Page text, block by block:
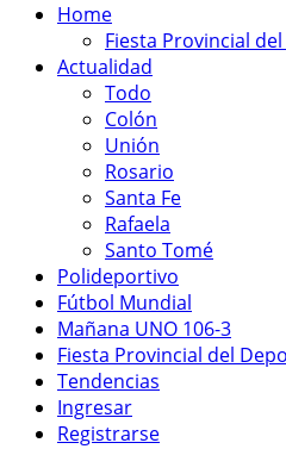
Home
Fiesta Provincial
Actualidad
Todo
Colón
Unión
Rosario
Santa Fe
Rafaela
Santo Tomé
Polideportivo
Fútbol Mundial
Mañana UNO 106-3
Fiesta Provincial del
Tendencias
Ingresar
Registrarse